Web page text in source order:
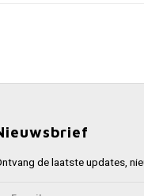
de laatste updates,